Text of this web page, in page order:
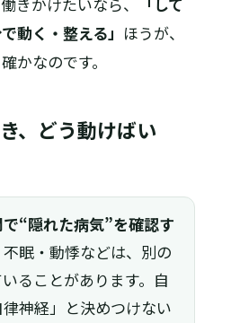
動く・整える」 ほうが、
かなのです。
、どう動けばい
“隠れた病気”を確認す
眠・動悸などは、別の
ることがあります。自
神経」と決めつけない